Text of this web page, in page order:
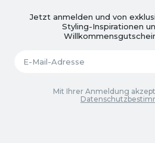
Jetzt anmelden und von
Styling-Inspirationen
Mit Ihrer Anmeldung